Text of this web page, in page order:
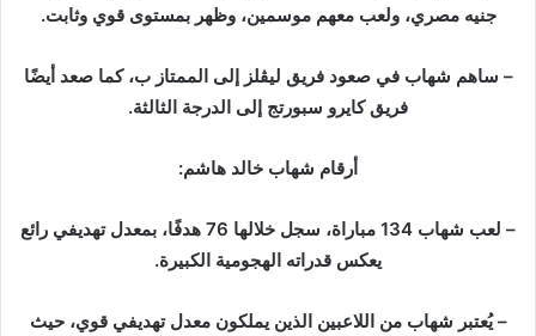
جنيه مصري، ولعب معهم موسمين، وظهر بمستوى قوي وثابت.
– ساهم شهاب في صعود فريق ليڤلز إلى الممتاز ب، كما صعد أيضًا
فريق كايرو سبورتج إلى الدرجة الثالثة.
أرقام شهاب خالد هاشم:
– لعب شهاب 134 مباراة، سجل خلالها 76 هدفًا، بمعدل تهديفي رائع
يعكس قدراته الهجومية الكبيرة.
– يُعتبر شهاب من اللاعبين الذين يملكون معدل تهديفي قوي، حيث